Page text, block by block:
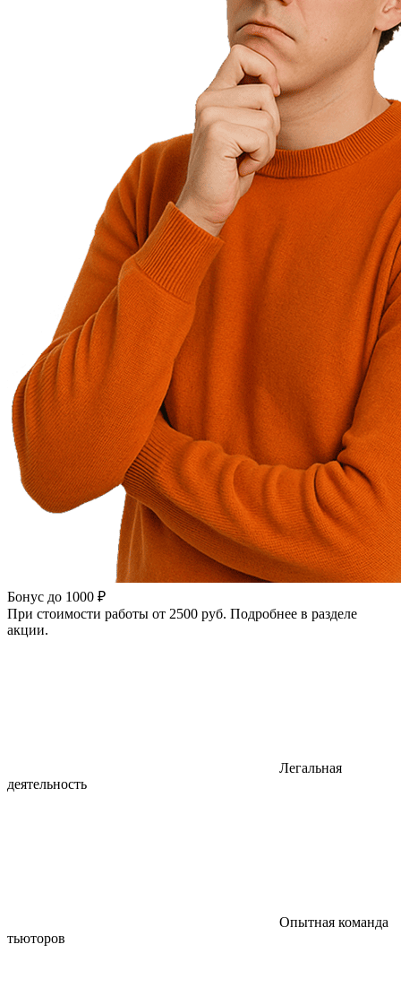
Бонус до 1000 ₽
При стоимости работы от 2500 руб. Подробнее в разделе
акции.
Легальная
деятельность
Опытная команда
тьюторов